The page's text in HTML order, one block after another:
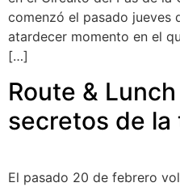
comenzó el pasado jueves
atardecer momento en el
[…]
Route &
secretos de la
El pasado 20 de febrero